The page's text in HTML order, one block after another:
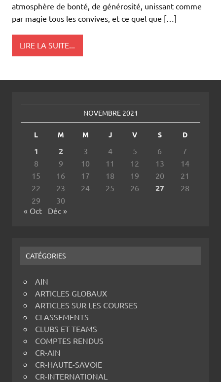
atmosphère de bonté, de générosité, unissant comme
par magie tous les convives, et ce quel que […]
LIRE LA SUITE...
NOVEMBRE 2021
L M M J V S D
1 2 3 4 5 6
7
8
9 10 11 12 13
14
15
16 17 18 19 20
21
22
23 24 25 26 27
28
29
30
« Oct
Déc »
CATÉGORIES
AIN
ARTICLES GLOBAUX
ARTICLES SUR LES COURSES
CLASSEMENTS
CLUBS ET TEAMS
COMPTES RENDUS
CR-AIN
CR-HAUTE-SAVOIE
CR-INTERNATIONAL